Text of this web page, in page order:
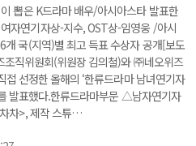
뽑은 K드라마 배우/아시아스타 발표한
자연기자상-지수, OST상-임영웅 /아시
국(지역)별 최고 득표 수상자 공개[보도
직위원회(위원장 김의철)와 ㈜네오위즈
선정한 올해의 ‘한류드라마 남녀연기자
를 발표했다.한류드라마부문 △남자연기자
차>, 제작 스튜…